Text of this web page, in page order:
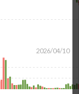
2026/04/10